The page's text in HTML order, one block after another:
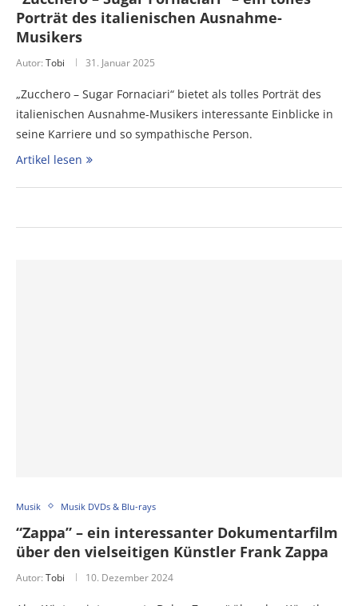
Porträt des italienischen Ausnahme-
Musikers
Autor: Tobi 31. Januar 2025
„Zucchero – Sugar Fornaciari“ bietet als tolles Porträt des
italienischen Ausnahme-Musikers interessante Einblicke in
seine Karriere und so sympathische Person.
Artikel lesen
Musik Musik DVDs & Blu-rays
“Zappa” – ein interessanter Dokumentarfilm
über den vielseitigen Künstler Frank Zappa
Autor: Tobi 10. Dezember 2024